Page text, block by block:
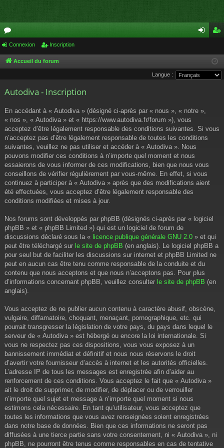
or
u
s
cri
pti
Connexion Inscription
Accueil du forum
Langue :
Autodiva - Inscription
En accédant à « Autodiva » (désigné ci-après par « nous », « notre »,
« nos », « Autodiva » et « https://www.autodiva.fr/forum »), vous
acceptez d’être légalement responsable des conditions suivantes. Si vous
n’acceptez pas d’être légalement responsable de toutes les conditions
suivantes, veuillez ne pas utiliser et accéder à « Autodiva ». Nous
pouvons modifier ces conditions à n’importe quel moment et nous
essaierons de vous informer de ces modifications, bien que nous vous
conseillons de vérifier régulièrement par vous-même. En effet, si vous
continuez à participer à « Autodiva » après que des modifications aient
été effectuées, vous acceptez d’être légalement responsable des
conditions modifiées et mises à jour.
Nos forums sont développés par phpBB (désignés ci-après par « logiciel
phpBB » et « phpBB Limited ») qui est un logiciel de forum de
discussions déclaré sous la « licence publique générale GNU 2.0 » et qui
peut être téléchargé sur le site de phpBB (en anglais). Le logiciel phpBB a
pour seul but de faciliter les discussions sur internet et phpBB Limited ne
peut en aucun cas être tenu comme responsable de la conduite et du
contenu que nous acceptons et que nous n’acceptons pas. Pour plus
d’informations concernant phpBB, veuillez consulter le site de phpBB (en
anglais).
Vous acceptez de ne publier aucun contenu à caractère abusif, obscène,
vulgaire, diffamatoire, choquant, menaçant, pornographique, etc. qui
pourrait transgresser la législation de votre pays, du pays dans lequel le
serveur de « Autodiva » est hébergé ou encore la loi internationale. Si
vous ne respectez pas ces dispositions, vous vous exposez à un
bannissement immédiat et définitif et nous nous réservons le droit
d’avertir votre fournisseur d’accès à internet et les autorités officielles.
L’adresse IP de tous les messages est enregistrée afin d’aider au
renforcement de ces conditions. Vous acceptez le fait que « Autodiva »
ait le droit de supprimer, de modifier, de déplacer ou de verrouiller
n’importe quel sujet et message à n’importe quel moment si nous
estimons cela nécessaire. En tant qu’utilisateur, vous acceptez que
toutes les informations que vous avez renseignées soient enregistrées
dans notre base de données. Bien que ces informations ne seront pas
diffusées à une tierce partie sans votre consentement, ni « Autodiva », ni
phpBB, ne pourront être tenus comme responsables en cas de tentative